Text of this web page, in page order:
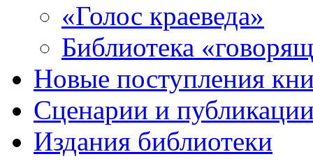
«Голос краеведа»
Библиотека
Новые поступления
Сценарии и
Издания библиотеки